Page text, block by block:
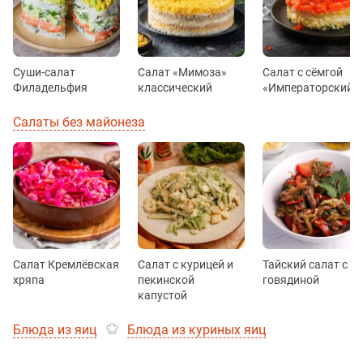
Суши-салат
Филадельфия
Салат «Мимоза»
классический
Салат с сёмгой
«Императорский»
Салаты без майонеза
Салат Кремлёвская
хряпа
Салат с курицей и
пекинской
капустой
Тайский салат с
говядиной
Блюда из яиц Блюда из куриных яиц